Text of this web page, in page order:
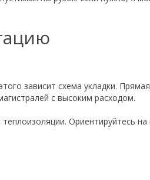
зависит схема укладки.
с высоким расходом.
теплоизоляции. Ориентируйтесь